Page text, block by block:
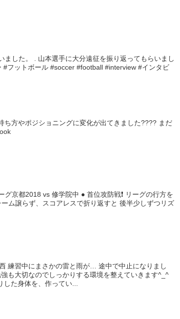
ました。 . 山本選手に大分遠征を振り返ってもらいまし
フットボール #soccer #football #interview #インタビ
方やポジショニングに変化が出てきました???? まだ
京都2018 vs 修学院中 ● 首位攻防戦❗️ リーグの行方を
ム譲らず、スコアレスで折り返すと 後半少しずつリズ
練習中にまさかの雷と雨が… 途中で中止になりまし
も大切なのでしっかりする環境を整えていきます^_^
した身体を、作ってい...